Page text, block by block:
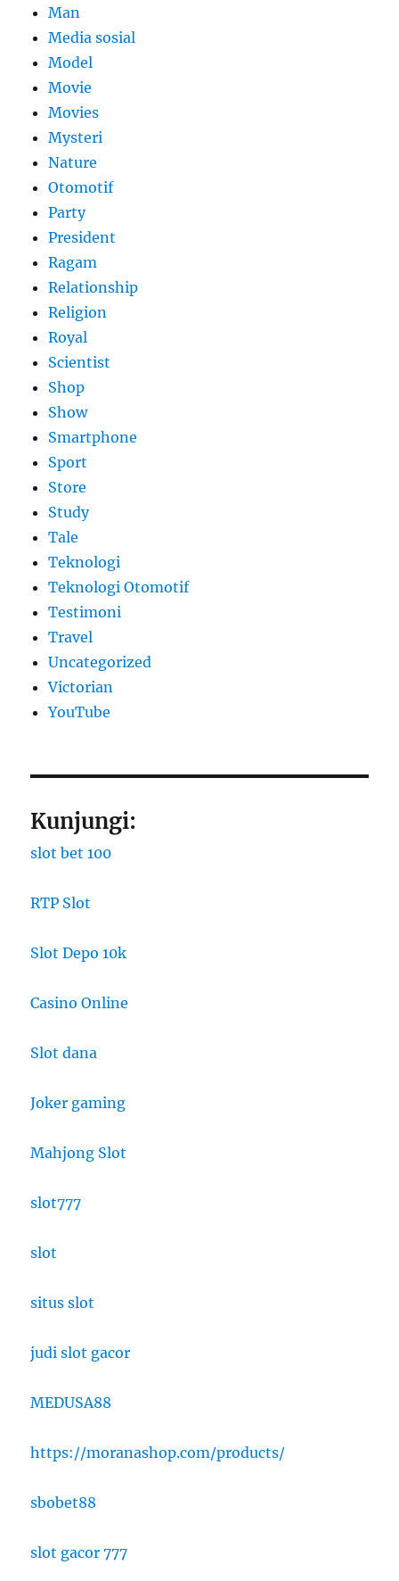
Man
Media sosial
Model
Movie
Movies
Mysteri
Nature
Otomotif
Party
President
Ragam
Relationship
Religion
Royal
Scientist
Shop
Show
Smartphone
Sport
Store
Study
Tale
Teknologi
Teknologi Otomotif
Testimoni
Travel
Uncategorized
Victorian
YouTube
Kunjungi:
slot bet 100
RTP Slot
Slot Depo 10k
Casino Online
Slot dana
Joker gaming
Mahjong Slot
slot777
slot
situs slot
judi slot gacor
MEDUSA88
https://moranashop.com/products/
sbobet88
slot gacor 777